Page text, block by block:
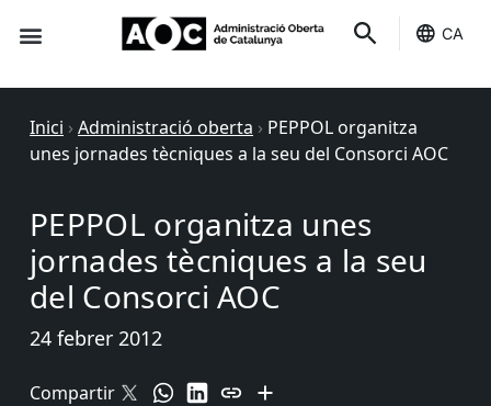
CA
Inici › Administració oberta › PEPPOL organitza
unes jornades tècniques a la seu del Consorci AOC
PEPPOL organitza unes
jornades tècniques a la seu
del Consorci AOC
24 febrer 2012
Compartir